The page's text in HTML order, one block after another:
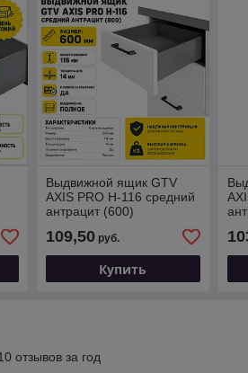
Выдвижной ящик GTV
AXIS PRO H-116 средний
антрацит (600)
109,50руб.
Купить
отзывов за год